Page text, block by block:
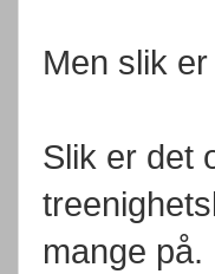
Men slik
Slik er det
mange på.